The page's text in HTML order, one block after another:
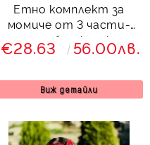
Етно комплект за
момиче от 3 части-
пола и блузка с къс
ръкав с етно мотиви
€28.63 56.00лв.
Виж детайли